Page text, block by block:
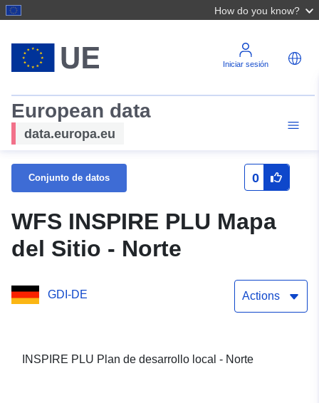
How do you know?
Iniciar sesión
European data
data.europa.eu
Conjunto de datos 0
WFS INSPIRE PLU Mapa
del Sitio - Norte
GDI-DE Actions
INSPIRE PLU Plan de desarrollo local - Norte